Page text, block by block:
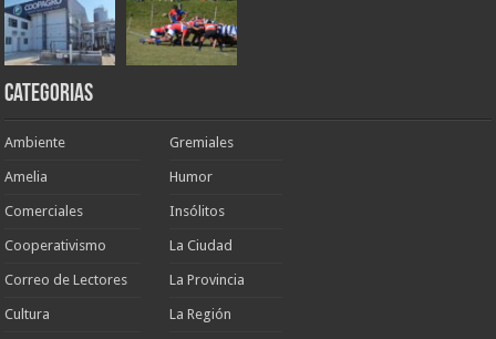
Categorias
Ambiente
Amelia
Comerciales
Cooperativismo
Correo de Lectores
Cultura
Gremiales
Humor
Insólitos
La Ciudad
La Provincia
La Región